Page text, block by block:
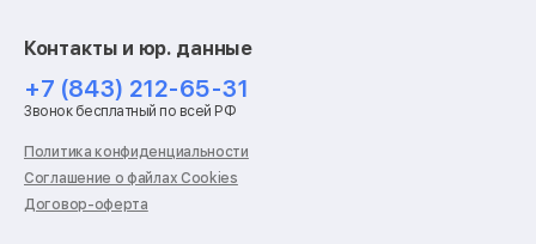
Ремонт роботов-пылесосов
Ремонт холодильников
Ремонт стиральных машин
Ремонт пылесосов
Ремонт варочных панелей
Ремонт духовых шкафов
Ремонт кондиционеров
Ремонт кухонных комбайнов
Контакты и юр. данные
+7 (843) 212-65-31
Звонок бесплатный по всей РФ
Политика конфиденциальности
Соглашение о файлах Cookies
Договор-оферта